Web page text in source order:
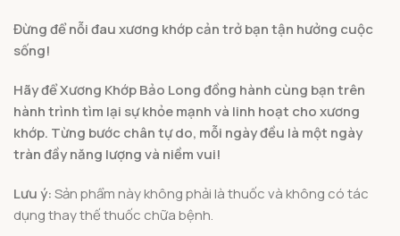
Đừng để nỗi đau xương khớp cản trở bạn tận hưởng cuộc
sống!
Hãy để Xương Khớp Bảo Long đồng hành cùng bạn trên
hành trình tìm lại sự khỏe mạnh và linh hoạt cho xương
khớp. Từng bước chân tự do, mỗi ngày đều là một ngày
tràn đầy năng lượng và niềm vui!
Lưu ý:Sản phẩm này không phải là thuốc và không có tác
dụng thay thế thuốc chữa bệnh.